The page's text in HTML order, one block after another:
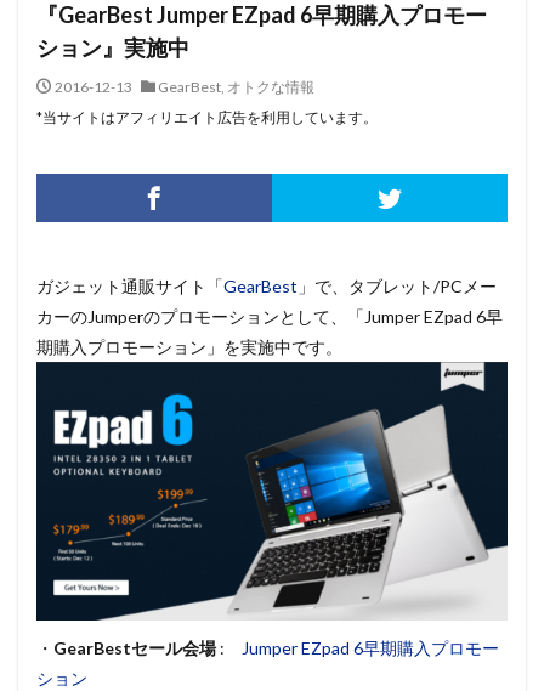
『GearBest Jumper EZpad 6早期購入プロモー
ション』実施中
2016-12-13 GearBest, オトクな情報
*当サイトはアフィリエイト広告を利用しています。
ガジェット通販サイト「GearBest 」で、タブレット/PCメー
カーのJumperのプロモーションとして、「Jumper EZpad 6早
期購入プロモーション」を実施中です。
・ GearBestセール会場:
Jumper EZpad 6早期購入プロモー
ション